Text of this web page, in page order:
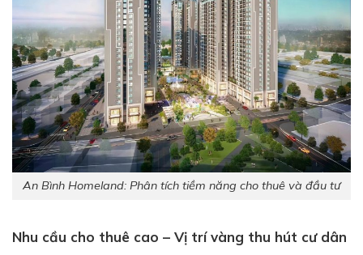
An Bình Homeland: Phân tích tiềm năng cho thuê và đầu tư
Nhu cầu cho thuê cao – Vị trí vàng thu hút cư dân